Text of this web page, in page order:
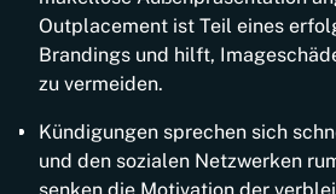
Outplacement ist Teil eines
Brandings und hilft,
zu vermeiden.
Kündigungen sprechen sich
und den sozialen Netzwerken